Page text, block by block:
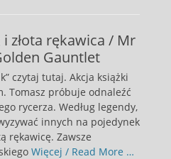
złota rękawica / Mr
Gauntlet
czytaj tutaj. Akcja książki
Tomasz próbuje odnaleźć
rycerza. Według legendy,
innych na pojedynek
rękawicę. Zawsze
Więcej / Read More …